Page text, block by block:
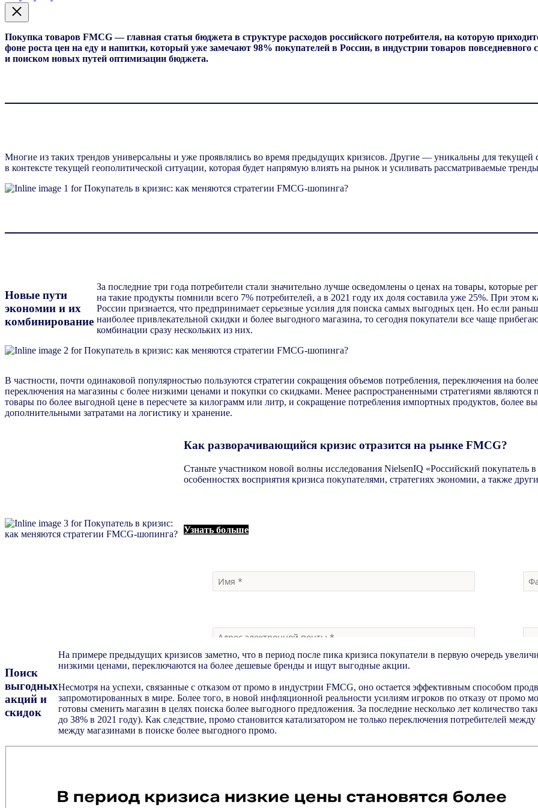
Покупка товаров FMCG— главная статья бюджета в структуре расходов российского потребителя, на которую
фоне роста цен на еду и напитки, который уже замечают 98% покупателей в России, в индустрии товаров
и поиском новых путей оптимизации бюджета.
Многие из таких трендов универсальны и уже проявлялись во время предыдущих кризисов. Другие — уникальны для
в контексте текущей геополитической ситуации, которая будет напрямую влиять на рынок и усиливать рассматриваемые
Новые пути
экономии и их
комбинирование
За последние три года потребители стали значительно лучше осведомлены о ценах на товары, которые
на такие продукты помнили всего 7% потребителей, а в 2021 году их доля составила уже 25%. При
России признается, что предпринимает серьезные усилия для поиска самых выгодных цен. Но если
наиболее привлекательной скидки и более выгодного магазина, то сегодня покупатели все чаще
комбинации сразу нескольких из них.
В частности, почти одинаковой популярностью пользуются стратегии сокращения объемов потребления, переключения на
переключения на магазины с более низкими ценами и покупки со скидками. Менее распространенными стратегиями
товары по более выгодной цене в пересчете за килограмм или литр, и сокращение потребления импортных продуктов, более
дополнительными затратами на логистику и хранение.
Как разворачивающийся кризис отразится на рынке FMCG?
Станьте участником новой волны исследования NielsenIQ «Российский покупатель
особенностях восприятия кризиса покупателями, стратегиях экономии, а также
Узнать больше
Поиск
выгодных
акций и
скидок
На примере предыдущих кризисов заметно, что в период после пика кризиса покупатели в первую очередь
низкими ценами, переключаются на более дешевые бренды и ищут выгодные акции.
Несмотря на успехи, связанные с отказом от промо в индустрии FMCG, оно остается эффективным способом
запромотированных в мире. Более того, в новой инфляционной реальности усилиям игроков по отказу от промо
готовы сменить магазин в целях поиска более выгодного предложения. За последние несколько лет количество
до 38% в 2021 году). Как следствие, промо становится катализатором не только переключения потребителей
между магазинами в поиске более выгодного промо.